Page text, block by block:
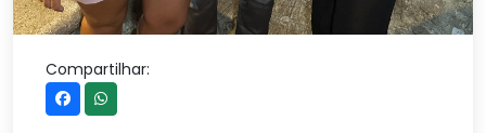
Compartilhar: